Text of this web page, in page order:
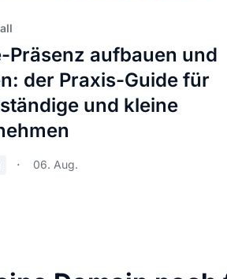
Präsenz aufbauen und
der Praxis-Guide für
und kleine
06. Aug.